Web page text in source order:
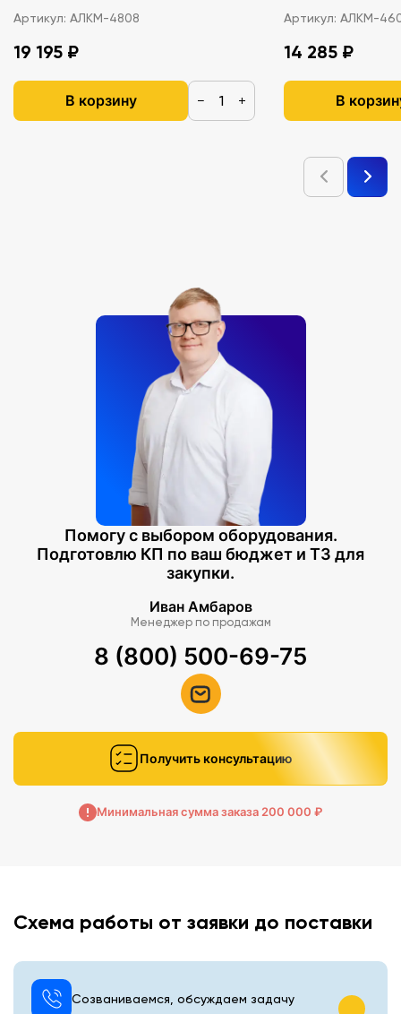
Артикул: АЛКМ-4808
19 195 ₽
В корзину − +
Артикул: АЛКМ-
14 285 ₽
В
Помогу с выбором оборудования.
Подготовлю КП по ваш бюджет и ТЗ для
закупки.
Иван Амбаров
Менеджер по продажам
8 (800) 500-69-75
Получить консультацию
Минимальная сумма заказа 200 000 ₽
Схема работы от заявки до поставки
Созваниваемся, обсуждаем задачу